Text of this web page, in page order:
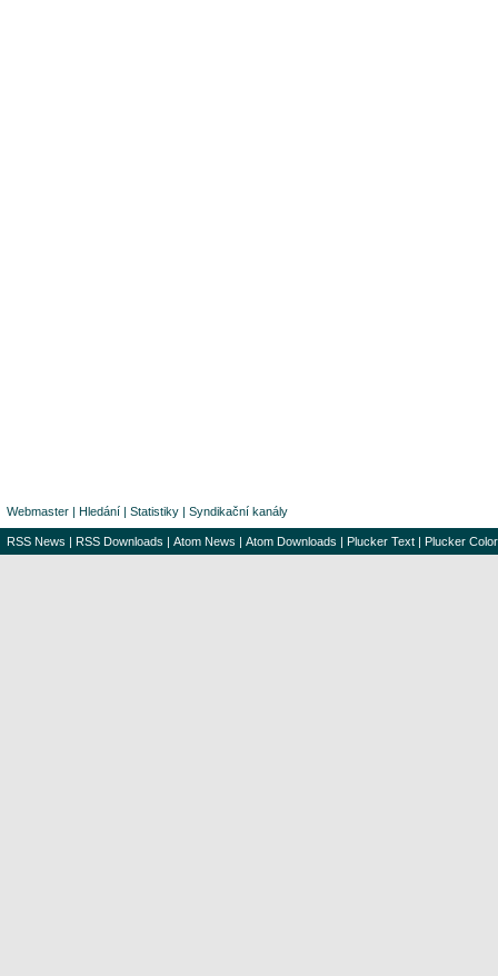
Webmaster | Hledání | Statistiky | Syndikační kanály
RSS News | RSS Downloads | Atom News | Atom Downloads | Plucker Text | Plucker Color